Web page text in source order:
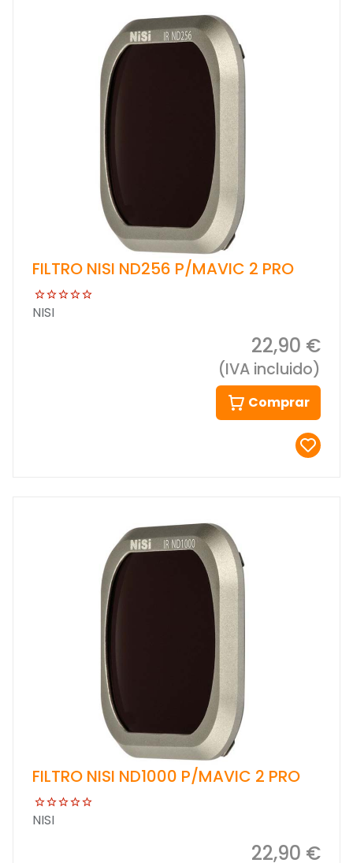
FILTRO NISI ND256 P/MAVIC 2 PRO
NISI
22,90 €
(IVA incluido)
Comprar
FILTRO NISI ND1000 P/MAVIC 2 PRO
NISI
22,90 €